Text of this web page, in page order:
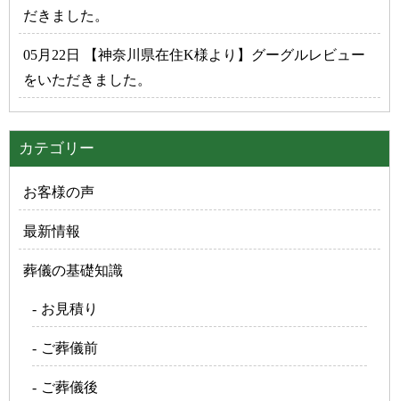
だきました。
05月22日 【神奈川県在住K様より】グーグルレビュー
をいただきました。
カテゴリー
お客様の声
最新情報
葬儀の基礎知識
お見積り
ご葬儀前
ご葬儀後